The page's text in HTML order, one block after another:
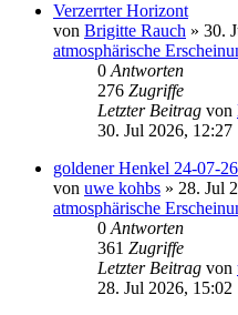
Verzerrter Horizont
von Brigitte Rauch » 30.
atmosphärische
0 Antworten
276 Zugriffe
Letzter Beitrag von
30. Jul 2026, 12:27
goldener Henkel 24-07-26
von uwe kohbs » 28. Jul
atmosphärische
0 Antworten
361 Zugriffe
Letzter Beitrag von
28. Jul 2026, 15:02